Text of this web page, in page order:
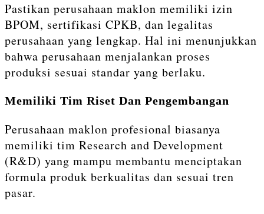
Pastikan perusahaan maklon memiliki izin
BPOM, sertifikasi CPKB, dan legalitas
perusahaan yang lengkap. Hal ini menunjukkan
bahwa perusahaan menjalankan proses
produksi sesuai standar yang berlaku.
Memiliki Tim Riset Dan Pengembangan
Perusahaan maklon profesional biasanya
memiliki tim Research and Development
(R&D) yang mampu membantu menciptakan
formula produk berkualitas dan sesuai tren
pasar.